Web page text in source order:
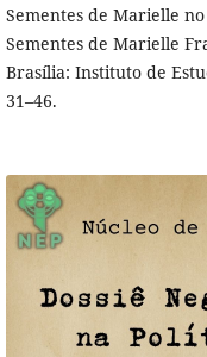
Sementes de Marielle
Sementes de Marielle
Brasília: Instituto de
31–46.